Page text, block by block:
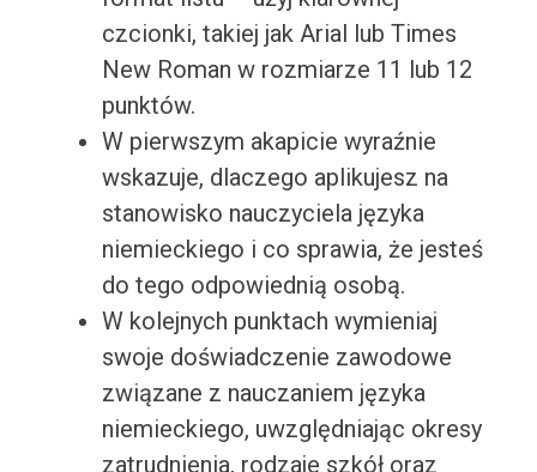
czcionki, takiej jak Arial lub Times
New Roman w rozmiarze 11 lub 12
punktów.
W pierwszym akapicie wyraźnie
wskazuje, dlaczego aplikujesz na
stanowisko nauczyciela języka
niemieckiego i co sprawia, że jesteś
do tego odpowiednią osobą.
W kolejnych punktach wymieniaj
swoje doświadczenie zawodowe
związane z nauczaniem języka
niemieckiego, uwzględniając okresy
zatrudnienia, rodzaje szkół oraz